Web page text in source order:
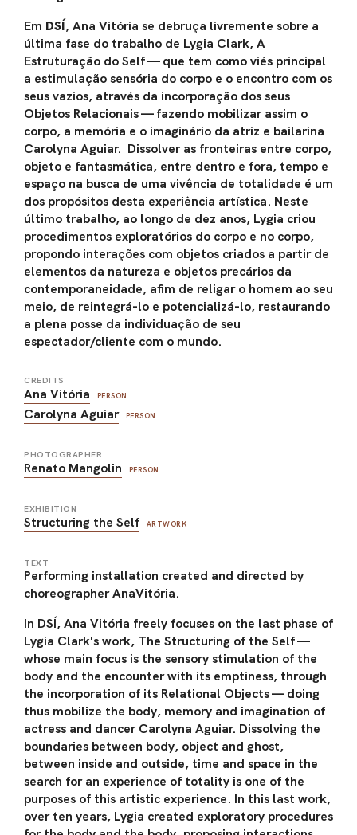
Em DSÍ, Ana Vitória se debruça livremente sobre a
última fase do trabalho de Lygia Clark, A
Estruturação do Self — que tem como viés principal
a estimulação sensória do corpo e o encontro com os
seus vazios, através da incorporação dos seus
Objetos Relacionais — fazendo mobilizar assim o
corpo, a memória e o imaginário da atriz e bailarina
Carolyna Aguiar. Dissolver as fronteiras entre corpo,
objeto e fantasmática, entre dentro e fora, tempo e
espaço na busca de uma vivência de totalidade é um
dos propósitos desta experiência artística. Neste
último trabalho, ao longo de dez anos, Lygia criou
procedimentos exploratórios do corpo e no corpo,
propondo interações com objetos criados a partir de
elementos da natureza e objetos precários da
contemporaneidade, afim de religar o homem ao seu
meio, de reintegrá-lo e potencializá-lo, restaurando
a plena posse da individuação de seu
espectador/cliente com o mundo.
CREDITS
Ana Vitória PERSON
Carolyna Aguiar PERSON
PHOTOGRAPHER
Renato Mangolin PERSON
EXHIBITION
Structuring the Self ARTWORK
TEXT
Performing installation created and directed by
choreographer AnaVitória.
In DSÍ, Ana Vitória freely focuses on the last phase of
Lygia Clark's work, The Structuring of the Self —
whose main focus is the sensory stimulation of the
body and the encounter with its emptiness, through
the incorporation of its Relational Objects — doing
thus mobilize the body, memory and imagination of
actress and dancer Carolyna Aguiar. Dissolving the
boundaries between body, object and ghost,
between inside and outside, time and space in the
search for an experience of totality is one of the
purposes of this artistic experience. In this last work,
over ten years, Lygia created exploratory procedures